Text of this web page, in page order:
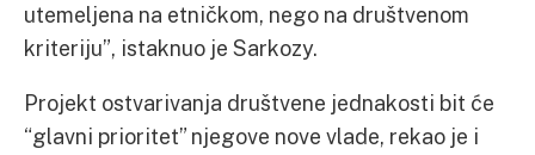
utemeljena na etničkom, nego na društvenom
kriteriju”, istaknuo je Sarkozy.
Projekt ostvarivanja društvene jednakosti bit će
“glavni prioritet” njegove nove vlade, rekao je i